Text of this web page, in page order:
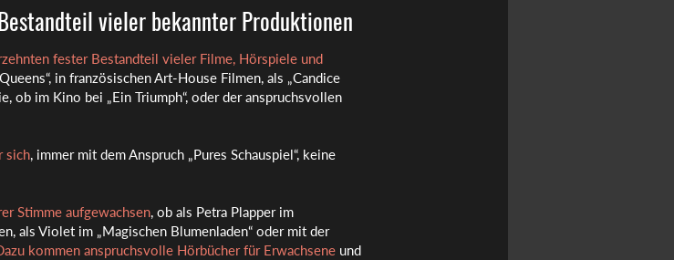
vieler bekannter Produktionen
fester Bestandteil vieler Filme, Hörspiele und
in französischen Art-House Filmen, als „Candice
ob im Kino bei „Ein Triumph“, oder der anspruchsvollen
sich, immer mit dem Anspruch „Pures Schauspiel“, keine
Stimme aufgewachsen, ob als Petra Plapper im
als Violet im „Magischen Blumenladen“ oder mit der
kommen anspruchsvolle Hörbücher für Erwachsene und